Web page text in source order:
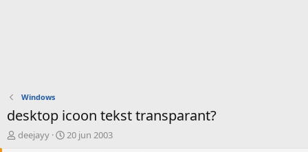
Windows
desktop icoon tekst transparant?
O
deejayy
S
20 jun 2003